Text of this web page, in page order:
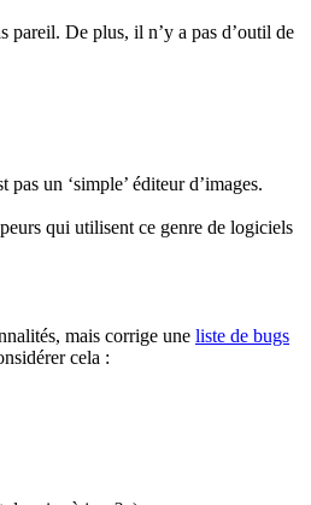
pareil. De plus, il n’y a pas d’outil de
un ‘simple’ éditeur d’images.
qui utilisent ce genre de logiciels
mais corrige une liste de bugs
cela :